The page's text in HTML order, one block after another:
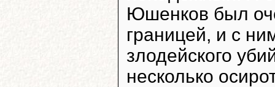
Юшенков был
границей, и с
злодейского
несколько